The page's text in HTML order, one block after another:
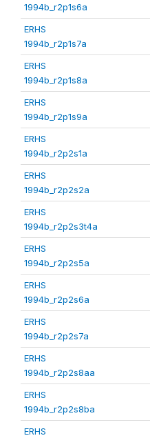
1994b_r2p1s6a
ERHS
1994b_r2p1s7a
ERHS
1994b_r2p1s8a
ERHS
1994b_r2p1s9a
ERHS
1994b_r2p2s1a
ERHS
1994b_r2p2s2a
ERHS
1994b_r2p2s3t4a
ERHS
1994b_r2p2s5a
ERHS
1994b_r2p2s6a
ERHS
1994b_r2p2s7a
ERHS
1994b_r2p2s8aa
ERHS
1994b_r2p2s8ba
ERHS